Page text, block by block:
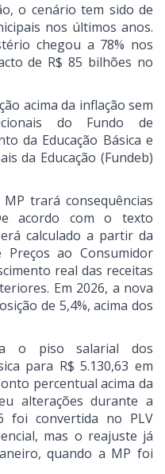
o cenário tem sido de
nos últimos anos.
chegou a 78% nos
de R$ 85 bilhões no
acima da inflação sem
do Fundo de
da Educação Básica e
da Educação (Fundeb)
trará consequências
acordo com o texto
calculado a partir da
ao Consumidor
real das receitas
Em 2026, a nova
de 5,4%, acima dos
o piso salarial dos
para R$ 5.130,63 em
percentual acima da
alterações durante a
foi convertida no PLV
mas o reajuste já
quando a MP foi